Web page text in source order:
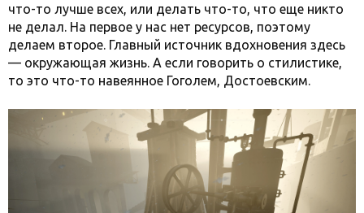
что-то лучше всех, или делать что-то, что еще никто
не делал. На первое у нас нет ресурсов, поэтому
делаем второе. Главный источник вдохновения здесь
— окружающая жизнь. А если говорить о стилистике,
то это что-то навеянное Гоголем, Достоевским.